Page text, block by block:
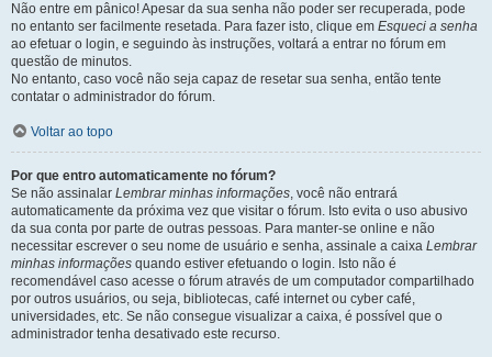
Não entre em pânico! Apesar da sua senha não poder ser recuperada, pode
no entanto ser facilmente resetada. Para fazer isto, clique em Esqueci a senha
ao efetuar o login, e seguindo às instruções, voltará a entrar no fórum em
questão de minutos.
No entanto, caso você não seja capaz de resetar sua senha, então tente
contatar o administrador do fórum.
Voltar ao topo
Por que entro automaticamente no fórum?
Se não assinalar Lembrar minhas informações, você não entrará
automaticamente da próxima vez que visitar o fórum. Isto evita o uso abusivo
da sua conta por parte de outras pessoas. Para manter-se online e não
necessitar escrever o seu nome de usuário e senha, assinale a caixa Lembrar
minhas informações quando estiver efetuando o login. Isto não é
recomendável caso acesse o fórum através de um computador compartilhado
por outros usuários, ou seja, bibliotecas, café internet ou cyber café,
universidades, etc. Se não consegue visualizar a caixa, é possível que o
administrador tenha desativado este recurso.